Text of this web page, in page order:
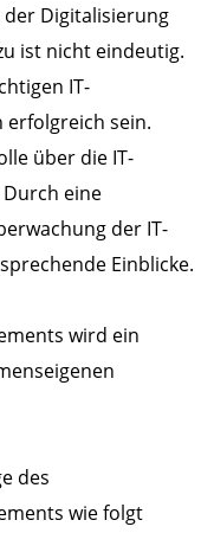
Digitalisierung
ist nicht eindeutig.
IT-
sein.
über die IT-
eine
der IT-
Einblicke.
wird ein
des
wie folgt